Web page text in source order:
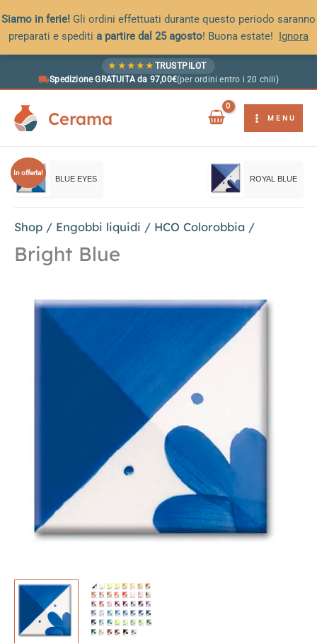
Siamo in ferie! Gli ordini effettuati durante questo periodo saranno
preparati e spediti a partire dal 25 agosto! Buona estate! Ignora
★ ★ ★ ★ ★ TRUSTPILOT
Spedizione GRATUITA da 97,00€(per ordini entro i 20 chili)
Cerama MENU
In offerta!
BLUE EYES ROYAL BLUE
Shop / Engobbi liquidi / HCO Colorobbia /
Bright Blue